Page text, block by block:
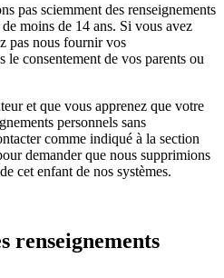
pas sciemment des renseignements
moins de 14 ans. Si vous avez
pas nous fournir vos
le consentement de vos parents ou
et que vous apprenez que votre
personnels sans
comme indiqué à la section
demander que nous supprimions
cet enfant de nos systèmes.
renseignements